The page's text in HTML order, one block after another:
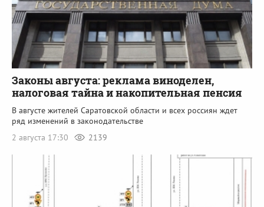
Законы августа: реклама виноделен,
налоговая тайна и накопительная пенсия
В августе жителей Саратовской области и всех россиян ждет
ряд изменений в законодательстве
2 августа 17:30
2139